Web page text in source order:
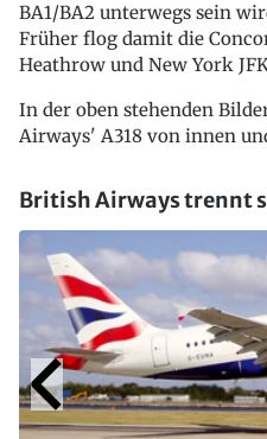
BA1/BA2 unterwegs sein
Früher flog damit die
Heathrow und New York
In der oben stehenden
Airways' A318 von innen
British Airways trennt